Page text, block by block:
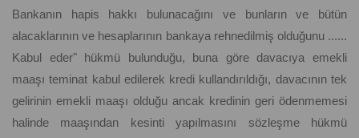
Bankanın hapis hakkı bulunacağını ve bunların ve bütün
alacaklarının ve hesaplarının bankaya rehnedilmiş olduğunu ......
Kabul eder" hükmü bulunduğu, buna göre davacıya emekli
maaşı teminat kabul edilerek kredi kullandırıldığı, davacının tek
gelirinin emekli maaşı olduğu ancak kredinin geri ödenmemesi
halinde maaşından kesinti yapılmasını sözleşme hükmü